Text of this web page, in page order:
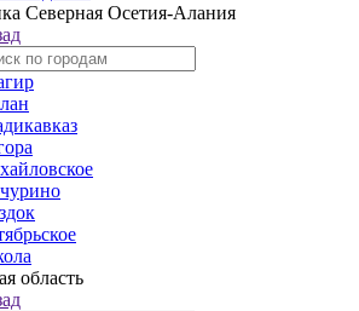
Северная Осетия-Алания
область